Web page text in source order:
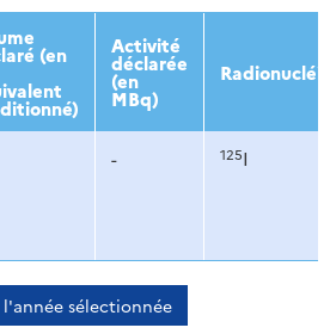
2015 2016
(en Activité
déclarée
(en
MBq)
- 125I
l'année sélectionnée